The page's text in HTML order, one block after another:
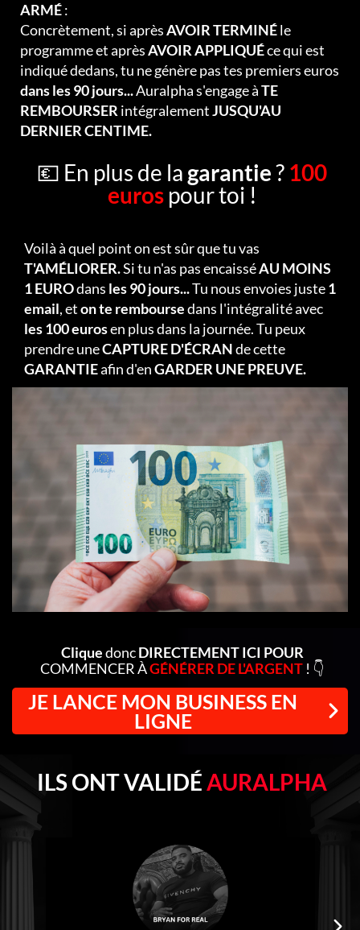
ARMÉ:
Concrètement, si aprèsAVOIR TERMINÉle
programme et aprèsAVOIR APPLIQUÉce qui est
indiqué dedans, tu ne génère pas tes premiers euros
dans les 90 jours...Auralpha s'engage àTE
REMBOURSER intégralementJUSQU'AU
DERNIER CENTIME.
💶 En plus de la garantie? 100
eurospour toi !
Voilà à quel point on est sûr que tu vas
T'AMÉLIORER.Si tu n'as pas encaisséAU MOINS
1 EUROdans les 90 jours...Tu nous envoies juste1
email, eton te remboursedans l'intégralité avec
les 100 eurosen plus dans la journée. Tu peux
prendre uneCAPTURE D'ÉCRANde cette
GARANTIEafin d'enGARDER UNE PREUVE.
CliquedoncDIRECTEMENT ICI POUR
COMMENCER ÀGÉNÉRER DE L'ARGENT ! 👇
JE LANCE MON BUSINESS EN
LIGNE
ILS ONT VALIDÉ AURALPHA